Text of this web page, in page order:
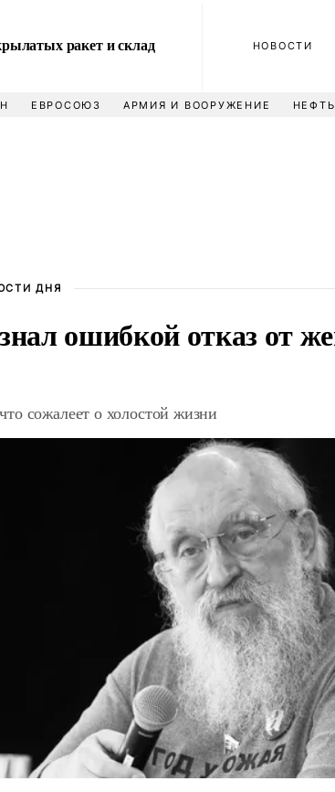
ракет и склад
НОВОСТИ
ЕВРОСОЮЗ АРМИЯ И ВООРУЖЕНИЕ
ДНЯ
ошибкой отказ от
сожалеет о холостой жизни